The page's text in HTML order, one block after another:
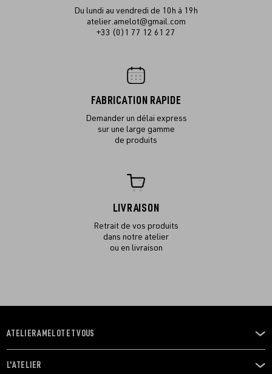
Du lundi au vendredi de 10h à 19h
atelier.amelot@gmail.com
+33 (0)1 77 12 61 27
FABRICATION RAPIDE
Demander un délai express
sur une large gamme
de produits
LIVRAISON
Retrait de vos produits
dans notre atelier
ou en livraison
OUVRIR
LE
MENU
ATELIER AMELOT ET VOUS
OUVRIR
L'ATELIER